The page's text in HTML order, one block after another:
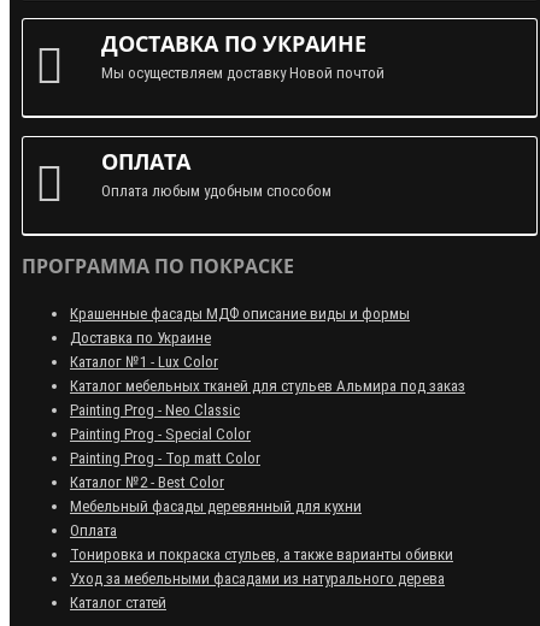
ДОСТАВКА ПО УКРАИНЕ
Мы осуществляем доставку Новой почтой
ОПЛАТА
Оплата любым удобным способом
ПРОГРАММА ПО ПОКРАСКЕ
Крашенные фасады МДФ описание виды и формы
Доставка по Украине
Каталог №1 - Lux Color
Каталог мебельных тканей для стульев Альмира под заказ
Painting Prog - Neo Classiс
Painting Prog - Special Color
Painting Prog - Top matt Color
Каталог №2 - Best Color
Мебельный фасады деревянный для кухни
Оплата
Тонировка и покраска стульев, а также варианты обивки
Уход за мебельными фасадами из натурального дерева
Каталог статей